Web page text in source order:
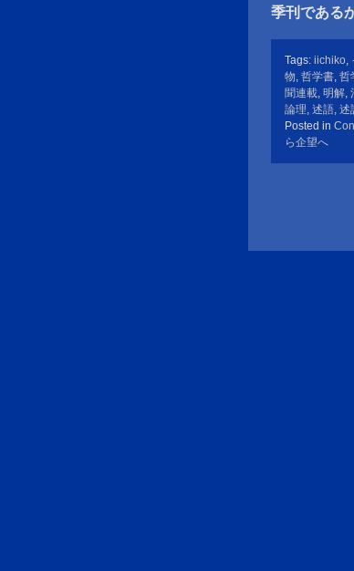
季刊である
Tags: iichiko,
物, 哲学書, 哲
聞連載, 明解,
論理, 述語, 述
Posted in
ら企望へ